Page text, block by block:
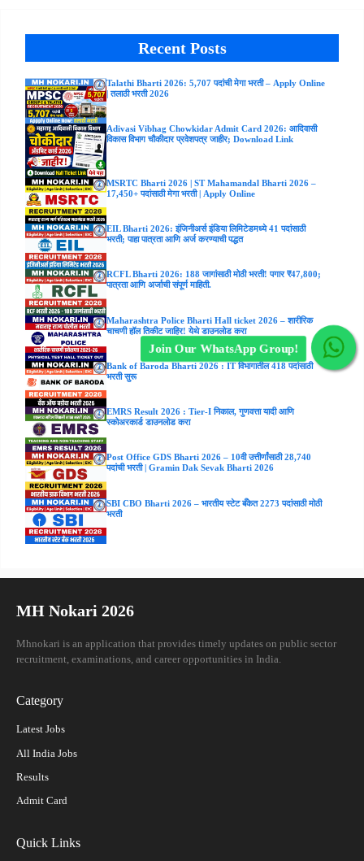
Recent Posts
Talathi Bharti 2026: 5,707 पदांची मेगा भरती – Apply Online
| तलाठी भरती 2026
Adivasi Vibhag Chowkidar Admit Card 2026: आदिवासी
विकास विभाग चौकीदार प्रवेशपत्र जाहीर; Download Link
MSRTC Bharti 2026 | ST Mahamandal Bharti 2026 –
17,450+ पदांसाठी मेगा भरती | Apply Online
EIL Bharti 2026: इंजिनीअर्स इंडिया लिमिटेडमध्ये 41 पदांसाठी
भरती; पाहा पात्रता आणि अर्ज करण्याची पद्धत
RCFL Bharti 2026: 188 जागांसाठी मोठी भरती! पगार ₹47,800;
पात्रता आणि अर्जाची संपूर्ण माहिती.
Maharashtra Police Bharti Hall ticket 2026 – शारीरिक
चाचणी हॉल तिकीट जाहिर! येथे डाउनलोड करा
Bank of Baroda Bharti 2026 : IT विभागातील 418 पदांसाठी
भरती सुरू
EMRS Result 2026 : Tier-I निकाल, गुणवत्ता यादी आणि
स्कोअरकार्ड डाउनलोड करा
Post Office GDS Bharti 2026 – 10वी उत्तीर्णांसाठी 28,740
पदांची भरती | Gramin Dak Sevak Bharti 2026
SBI CBO Bharti 2026 – भारतीय स्टेट बँकेत 2273 पदांसाठी मोठी
भरती
MH Nokari 2026
Mhnokari is an application that provides timely updates on public sector
recruitment, examinations, and career opportunities in India.
Category
Latest Jobs
All India Jobs
Results
Admit Card
Quick Links
Join Our WhatsApp Group!